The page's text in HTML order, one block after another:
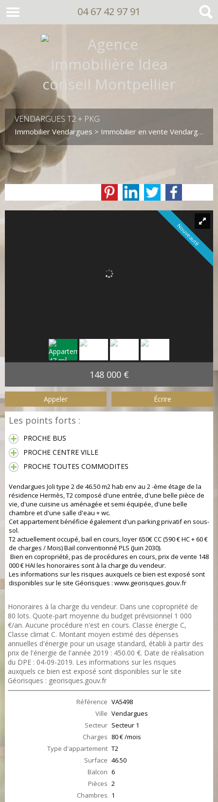
04 67 42 97 91
VENDARGUES T2 + PKG
Immobilier Vendargues > Immobilier en vente Vendargues
Nouveauté
148 000 €
Appeler Écrire
Les points forts :
PROCHE BUS
PROCHE CENTRE VILLE
PROCHE TOUTES COMMODITES
Vendargues Joli type 2 de 46.50 m2 hab env au 2 -ème étage de la
résidence Hermès, T2 composé d'une entrée, d'une belle pièce de
vie, d'une cuisine us aménagée et semi équipée, d'une belle
chambre et d'une salle d'eau + wc.
Cet appartement bénéficie également d'un parking privatif en sous-
sol.
T2 actuellement occupé, bail en cours, loyer 650€ CC (590 € HC + 60 €
de charges / Mois) Bail conventionné PLS (Juin 2030).
Bien en copropriété, pas de procédures en cours, prix de vente 148
000 € HAI les honoraires sont à la charge du vendeur.
Les informations sur les risques auxquels ce bien est exposé sont
disponibles sur le site Géorisques : www.georisques.gouv.fr
Honoraires à la charge du vendeur. Dans une copropriété de
80 lots. Quote-part moyenne du budget prévisionnel 1 000
€/an. Aucune procédure n'est en cours. Classe énergie C,
Classe climat C. Montant moyen estimé des dépenses
annuelles d'énergie pour un usage standard, établi à partir des
prix de l'énergie de l'année 2019 : 450.00 €. Date de réalisation
du DPE : 04-09-2019. Les informations sur les risques
auxquels ce bien est exposé sont disponibles sur le site
Géorisques : georisques.gouv.fr
Référence VA5498
Ville Vendargues
Secteur Secteur 1
Charges 80 € /mois
Type d'appartement T2
Surface 46.50
Balcon 6
Pièces 2
Chambres 1